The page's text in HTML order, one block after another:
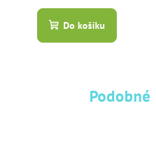
hodnocení
produktu
hvězdiček.
Do košíku